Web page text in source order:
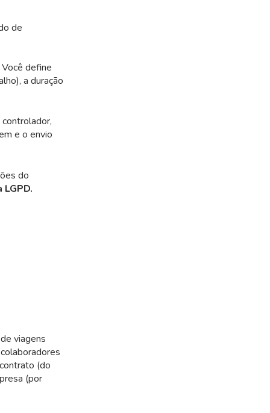
de
define
a duração
e o envio
do
viagens
(do
(por